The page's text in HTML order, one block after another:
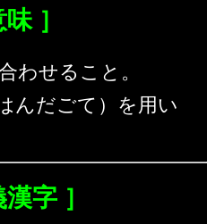
味 ］
わせること。
んだごて）を用い
漢字 ］